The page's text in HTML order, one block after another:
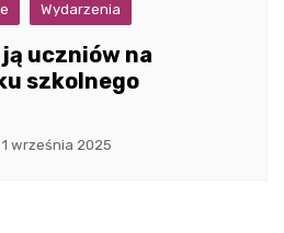
Wydarzenia
uczniów na
szkolnego
1 września 2025